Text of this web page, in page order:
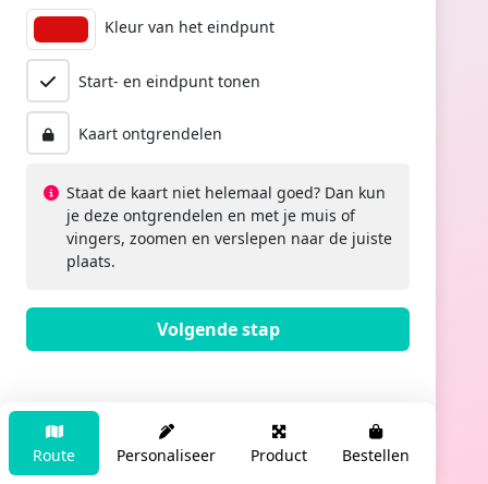
Kleur van het eindpunt
Start- en eindpunt tonen
Kaart ontgrendelen
Staat de kaart niet helemaal goed? Dan kun
je deze ontgrendelen en met je muis of
vingers, zoomen en verslepen naar de juiste
plaats.
Volgende stap
Route Personaliseer Product Bestellen